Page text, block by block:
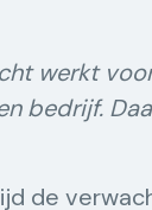
werkt
bedrijf.
de